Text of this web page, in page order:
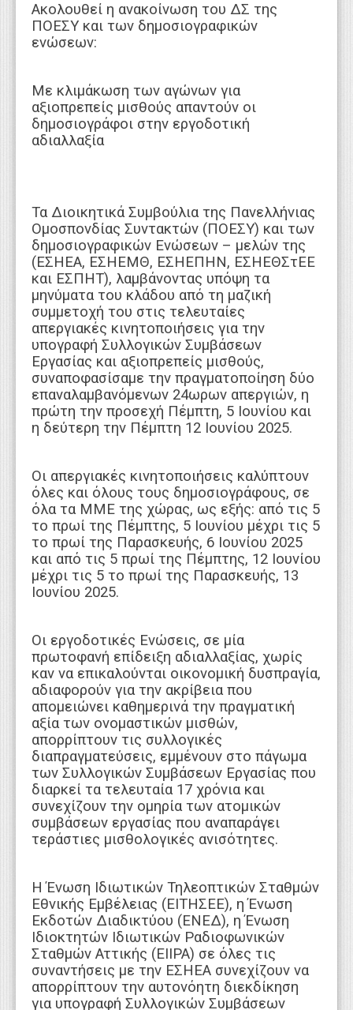
Ακολουθεί η ανακοίνωση του ΔΣ της
ΠΟΕΣΥ και των δημοσιογραφικών
ενώσεων:
Με κλιμάκωση των αγώνων για
αξιοπρεπείς μισθούς απαντούν οι
δημοσιογράφοι στην εργοδοτική
αδιαλλαξία
Τα Διοικητικά Συμβούλια της Πανελλήνιας
Ομοσπονδίας Συντακτών (ΠΟΕΣΥ) και των
δημοσιογραφικών Ενώσεων – μελών της
(ΕΣΗΕΑ, ΕΣΗΕΜΘ, ΕΣΗΕΠΗΝ, ΕΣΗΕΘΣτΕΕ
και ΕΣΠΗΤ), λαμβάνοντας υπόψη τα
μηνύματα του κλάδου από τη μαζική
συμμετοχή του στις τελευταίες
απεργιακές κινητοποιήσεις για την
υπογραφή Συλλογικών Συμβάσεων
Εργασίας και αξιοπρεπείς μισθούς,
συναποφασίσαμε την πραγματοποίηση δύο
επαναλαμβανόμενων 24ωρων απεργιών, η
πρώτη την προσεχή Πέμπτη, 5 Ιουνίου και
η δεύτερη την Πέμπτη 12 Ιουνίου 2025.
Οι απεργιακές κινητοποιήσεις καλύπτουν
όλες και όλους τους δημοσιογράφους, σε
όλα τα ΜΜΕ της χώρας, ως εξής: από τις 5
το πρωί της Πέμπτης, 5 Ιουνίου μέχρι τις 5
το πρωί της Παρασκευής, 6 Ιουνίου 2025
και από τις 5 πρωί της Πέμπτης, 12 Ιουνίου
μέχρι τις 5 το πρωί της Παρασκευής, 13
Ιουνίου 2025.
Οι εργοδοτικές Ενώσεις, σε μία
πρωτοφανή επίδειξη αδιαλλαξίας, χωρίς
καν να επικαλούνται οικονομική δυσπραγία,
αδιαφορούν για την ακρίβεια που
απομειώνει καθημερινά την πραγματική
αξία των ονομαστικών μισθών,
απορρίπτουν τις συλλογικές
διαπραγματεύσεις, εμμένουν στο πάγωμα
των Συλλογικών Συμβάσεων Εργασίας που
διαρκεί τα τελευταία 17 χρόνια και
συνεχίζουν την ομηρία των ατομικών
συμβάσεων εργασίας που αναπαράγει
τεράστιες μισθολογικές ανισότητες.
Η Ένωση Ιδιωτικών Τηλεοπτικών Σταθμών
Εθνικής Εμβέλειας (ΕΙΤΗΣΕΕ), η Ένωση
Εκδοτών Διαδικτύου (ΕΝΕΔ), η Ένωση
Ιδιοκτητών Ιδιωτικών Ραδιοφωνικών
Σταθμών Αττικής (ΕΙΙΡΑ) σε όλες τις
συναντήσεις με την ΕΣΗΕΑ συνεχίζουν να
απορρίπτουν την αυτονόητη διεκδίκηση
για υπογραφή Συλλογικών Συμβάσεων